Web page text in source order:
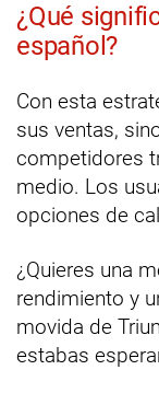
¿Qué
español?
Con esta
sus ventas,
competidores
medio. Los
opciones de
¿Quieres una
rendimiento y
movida de
estabas